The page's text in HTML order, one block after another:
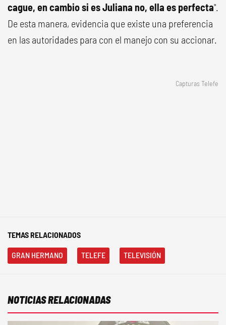
cague, en cambio si es Juliana no, ella es perfecta".
De esta manera, evidencia que existe una preferencia
en las autoridades para con el manejo con su accionar.
Capturas Telefe
TEMAS RELACIONADOS
GRAN HERMANO TELEFE TELEVISIÓN
NOTICIAS RELACIONADAS